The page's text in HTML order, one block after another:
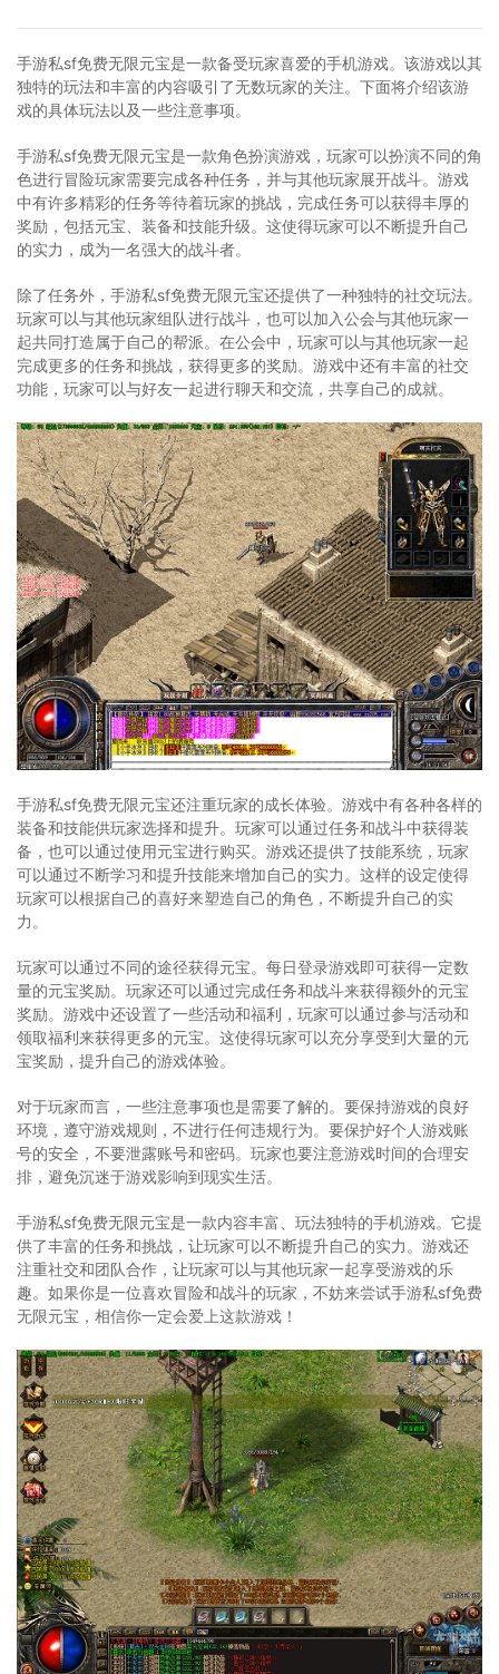
手游私sf免费无限元宝是一款备受玩家喜爱的手机游戏。该游戏以其
独特的玩法和丰富的内容吸引了无数玩家的关注。下面将介绍该游
戏的具体玩法以及一些注意事项。
手游私sf免费无限元宝是一款角色扮演游戏，玩家可以扮演不同的角
色进行冒险玩家需要完成各种任务，并与其他玩家展开战斗。游戏
中有许多精彩的任务等待着玩家的挑战，完成任务可以获得丰厚的
奖励，包括元宝、装备和技能升级。这使得玩家可以不断提升自己
的实力，成为一名强大的战斗者。
除了任务外，手游私sf免费无限元宝还提供了一种独特的社交玩法。
玩家可以与其他玩家组队进行战斗，也可以加入公会与其他玩家一
起共同打造属于自己的帮派。在公会中，玩家可以与其他玩家一起
完成更多的任务和挑战，获得更多的奖励。游戏中还有丰富的社交
功能，玩家可以与好友一起进行聊天和交流，共享自己的成就。
手游私sf免费无限元宝还注重玩家的成长体验。游戏中有各种各样的
装备和技能供玩家选择和提升。玩家可以通过任务和战斗中获得装
备，也可以通过使用元宝进行购买。游戏还提供了技能系统，玩家
可以通过不断学习和提升技能来增加自己的实力。这样的设定使得
玩家可以根据自己的喜好来塑造自己的角色，不断提升自己的实
力。
玩家可以通过不同的途径获得元宝。每日登录游戏即可获得一定数
量的元宝奖励。玩家还可以通过完成任务和战斗来获得额外的元宝
奖励。游戏中还设置了一些活动和福利，玩家可以通过参与活动和
领取福利来获得更多的元宝。这使得玩家可以充分享受到大量的元
宝奖励，提升自己的游戏体验。
对于玩家而言，一些注意事项也是需要了解的。要保持游戏的良好
环境，遵守游戏规则，不进行任何违规行为。要保护好个人游戏账
号的安全，不要泄露账号和密码。玩家也要注意游戏时间的合理安
排，避免沉迷于游戏影响到现实生活。
手游私sf免费无限元宝是一款内容丰富、玩法独特的手机游戏。它提
供了丰富的任务和挑战，让玩家可以不断提升自己的实力。游戏还
注重社交和团队合作，让玩家可以与其他玩家一起享受游戏的乐
趣。如果你是一位喜欢冒险和战斗的玩家，不妨来尝试手游私sf免费
无限元宝，相信你一定会爱上这款游戏！